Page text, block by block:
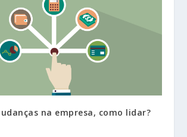
na empresa, como lidar?